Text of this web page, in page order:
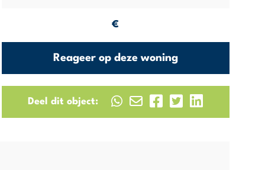
€
Reageer op deze woning
Deel dit object: